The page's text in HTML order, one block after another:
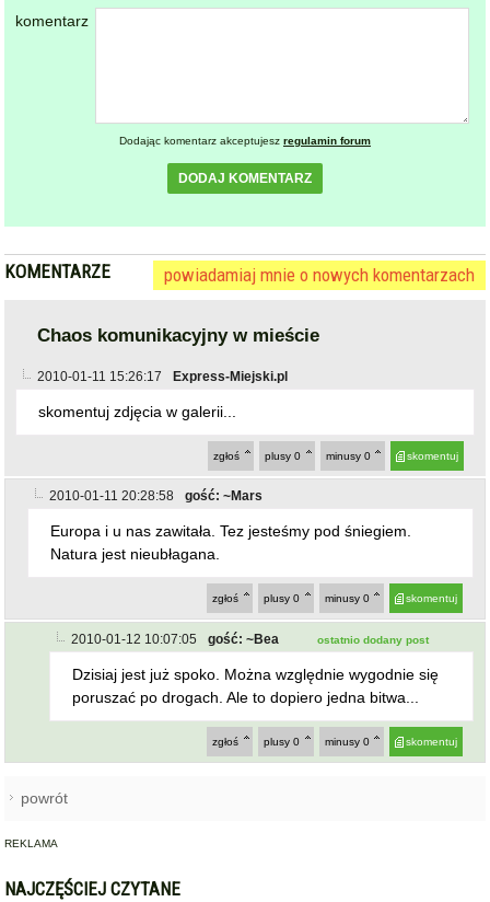
komentarz
Dodając komentarz akceptujesz regulamin forum
DODAJ KOMENTARZ
KOMENTARZE powiadamiaj mnie o nowych komentarzach
Chaos komunikacyjny w mieście
2010-01-11 15:26:17 Express-Miejski.pl
skomentuj zdjęcia w galerii...
skomentuj
minusy 0
plusy 0
zgłoś
2010-01-11 20:28:58 gość: ~Mars
Europa i u nas zawitała. Tez jesteśmy pod śniegiem.
Natura jest nieubłagana.
skomentuj
minusy 0
plusy 0
zgłoś
2010-01-12 10:07:05 gość: ~Bea ostatnio dodany post
Dzisiaj jest już spoko. Można względnie wygodnie się
poruszać po drogach. Ale to dopiero jedna bitwa...
skomentuj
minusy 0
plusy 0
zgłoś
powrót
REKLAMA
NAJCZĘŚCIEJ CZYTANE